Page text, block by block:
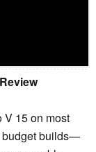
V 15 on most
budget builds—